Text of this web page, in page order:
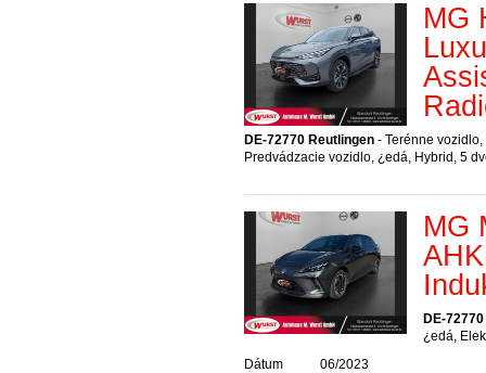
MG
DE-72770 Reutlingen - Terénne vozidlo,
Predvádzacie vozidlo, ¿edá, Hybrid, 5
MG
DE-
¿edá,
Dátum
06/2023